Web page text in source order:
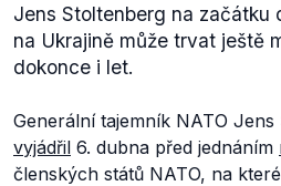
Jens Stoltenberg na začátku
na Ukrajině může trvat ještě
dokonce i let.
Generální tajemník NATO
vyjádřil 6. dubna před jednáním
členských států NATO, na